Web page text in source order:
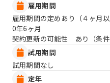
雇用期間
雇用期間の定めあり（４ヶ月以
0年6ヶ月
契約更新の可能性 あり（条件
試用期間
試用期間なし
定年